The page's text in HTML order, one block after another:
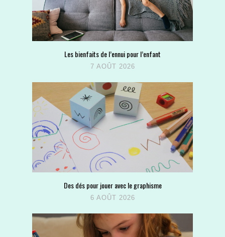
Les bienfaits de l’ennui pour l’enfant
7 AOÛT 2026
Des dés pour jouer avec le graphisme
6 AOÛT 2026